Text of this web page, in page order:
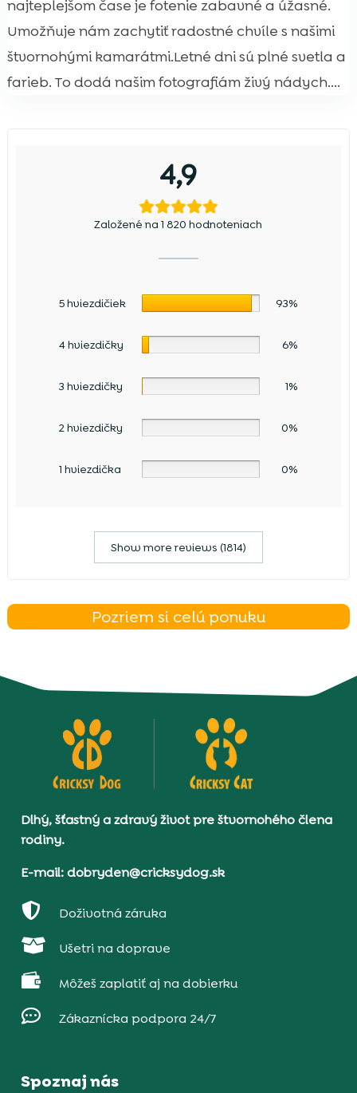
najteplejšom čase je fotenie zabavné a úžasné.
Umožňuje nám zachytiť radostné chvíle s našimi
štvornohými kamarátmi.Letné dni sú plné svetla a
farieb. To dodá našim fotografiám živý nádych....
4,9
Založené na 1 820 hodnoteniach
5 hviezdičiek 93%
4 hviezdičky 6%
3 hviezdičky 1%
2 hviezdičky 0%
1 hviezdička 0%
Show more reviews (1814)
Pozriem si celú ponuku
Dlhý, šťastný a zdravý život pre štvornohého člena
rodiny.
E-mail: dobryden@cricksydog.sk
 Doživotná záruka
 Ušetri na doprave
 Môžeš zaplatiť aj na dobierku
 Zákaznícka podpora 24/7
Spoznaj nás